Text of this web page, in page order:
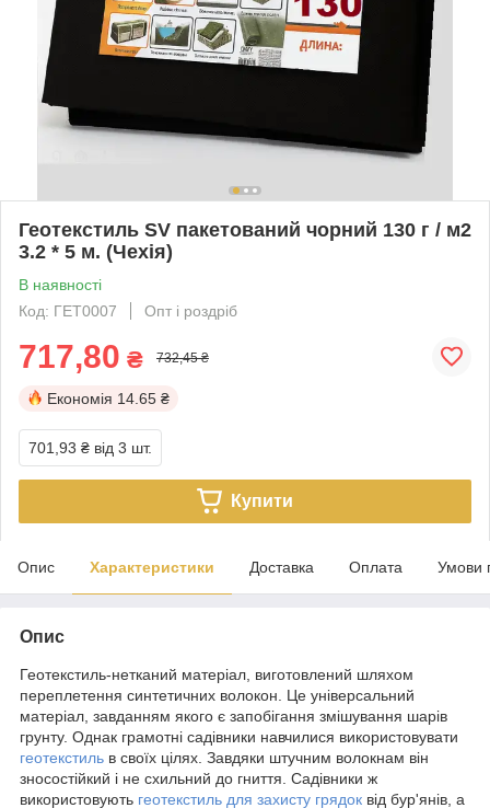
Геотекстиль SV пакетований чорний 130 г / м2
3.2 * 5 м. (Чехія)
В наявності
Код: ГЕТ0007
Опт і роздріб
717,80 ₴ 732,45 ₴
Економія 14.65 ₴
701,93 ₴ від 3 шт.
Купити
Опис Характеристики Доставка Оплата Умови
Опис
Геотекстиль-нетканий матеріал, виготовлений шляхом
переплетення синтетичних волокон. Це універсальний
матеріал, завданням якого є запобігання змішування шарів
грунту. Однак грамотні садівники навчилися використовувати
геотекстиль в своїх цілях. Завдяки штучним волокнам він
зносостійкий і не схильний до гниття. Садівники ж
використовують геотекстиль для захисту грядок від бур'янів, а